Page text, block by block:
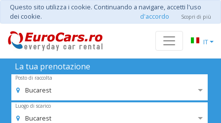
Questo sito utilizza i cookie. Continuando a navigare, accetti l'uso
dei cookie.
d'accordo Scopri di più
IT
La tua prenotazione
Posto di raccolta
Bucarest
Luogo di scarico
Bucarest